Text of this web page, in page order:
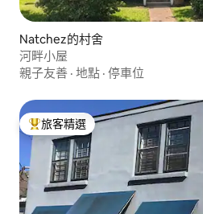
Natchez的村舍
河畔小屋
親子友善 · 地點 · 停車位
旅客精選榜首
旅客精選